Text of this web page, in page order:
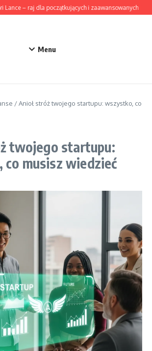
Lance – raj dla początkujących i zaawansowanych
Menu
/Anioł stróż twojego startupu: wszystko, co
twojego startupu:
musisz wiedzieć